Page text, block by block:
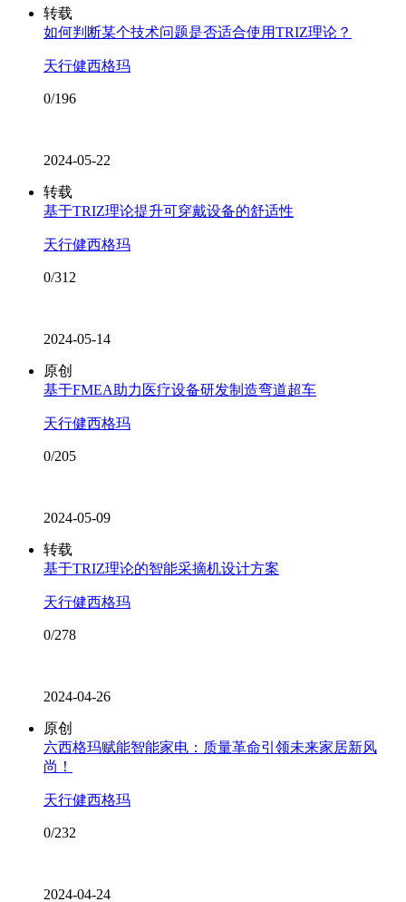
转载
如何判断某个技术问题是否适合使用TRIZ理论？
天行健西格玛
0/196
2024-05-22
转载
基于TRIZ理论提升可穿戴设备的舒适性
天行健西格玛
0/312
2024-05-14
原创
基于FMEA助力医疗设备研发制造弯道超车
天行健西格玛
0/205
2024-05-09
转载
基于TRIZ理论的智能采摘机设计方案
天行健西格玛
0/278
2024-04-26
原创
六西格玛赋能智能家电：质量革命引领未来家居新风
尚！
天行健西格玛
0/232
2024-04-24